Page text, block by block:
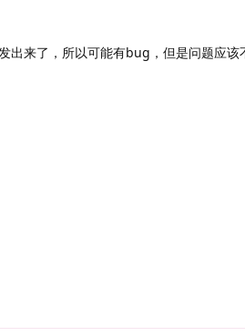
来了，所以可能有bug，但是问题应该